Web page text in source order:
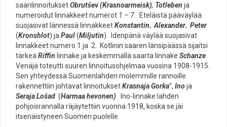
saarilinnoituksetObrutšev (Krasnoarmeisk), Totleben ja
numeroidut linnakkeet numerot 1 – 7.
Eteläistä pääväylää
suojasivat lännessä linnakkeetKonstantin, Alexander, Peter
(Kronshlot) ja Paul(Miljutin). Idenpänä väylää suojasivat
linnakkeet numero 1 ja 2. Kotlinin saaren länsipäässä sijaitsi
tärkeä Riffin linnake ja keskemmällä saarta linnake Schanze
Venäjä toteutti suuren linnoitusohjelmaa vuosina 1908-1915.
Sen yhteydessä Suomenlahden molemmille rannoille
rakennettiin johtavat linnoituksetKrasnaja Gorka”, Inoja
Seraja Lošad (Harmaa hevonen) . Ino-linnake lahden
pohjoisrannalla räjäytettiin vuonna 1918, koska se jäi
itsenäistyneen Suomen puolelle.